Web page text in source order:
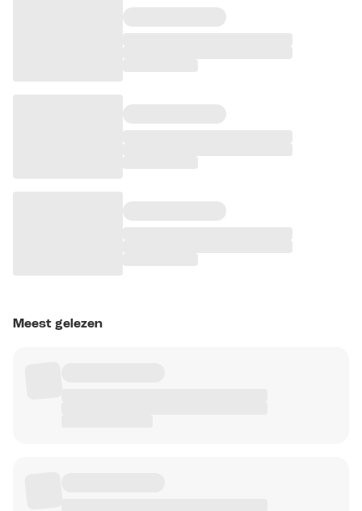
Meest gelezen